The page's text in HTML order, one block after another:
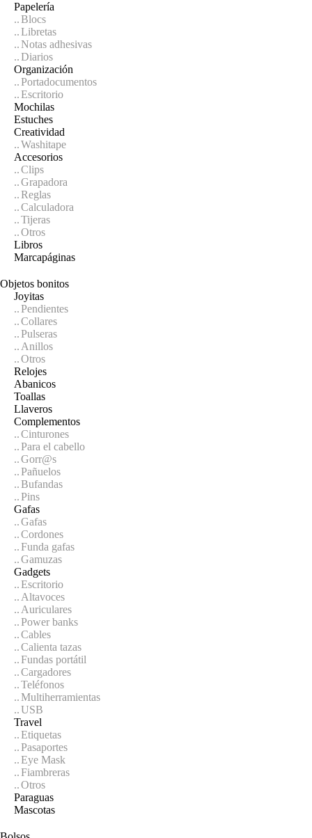
Papelería
Blocs
Libretas
Notas adhesivas
Diarios
Organización
Portadocumentos
Escritorio
Mochilas
Estuches
Creatividad
Washitape
Accesorios
Clips
Grapadora
Reglas
Calculadora
Tijeras
Otros
Libros
Marcapáginas
Objetos bonitos
Joyitas
Pendientes
Collares
Pulseras
Anillos
Otros
Relojes
Abanicos
Toallas
Llaveros
Complementos
Cinturones
Para el cabello
Gorr@s
Pañuelos
Bufandas
Pins
Gafas
Gafas
Cordones
Funda gafas
Gamuzas
Gadgets
Escritorio
Altavoces
Auriculares
Power banks
Cables
Calienta tazas
Fundas portátil
Cargadores
Teléfonos
Multiherramientas
USB
Travel
Etiquetas
Pasaportes
Eye Mask
Fiambreras
Otros
Paraguas
Mascotas